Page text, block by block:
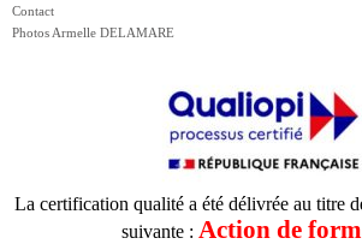
Contact
Photos Armelle DELAMARE
La certification qualité a été délivrée au titre
suivante : Action de